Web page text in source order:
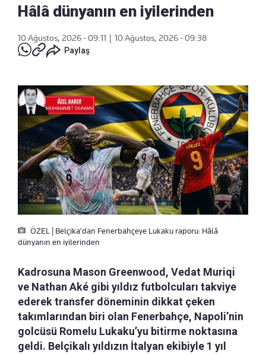
Hâlâ dünyanın en iyilerinden
10 Ağustos, 2026 - 09:11
10 Ağustos, 2026 - 09:38
Paylaş
ÖZEL | Belçika’dan Fenerbahçeye Lukaku raporu: Hâlâ
dünyanın en iyilerinden
Kadrosuna Mason Greenwood, Vedat Muriqi
ve Nathan Aké gibi yıldız futbolcuları takviye
ederek transfer döneminin dikkat çeken
takımlarından biri olan Fenerbahçe, Napoli’nin
golcüsü Romelu Lukaku’yu bitirme noktasına
geldi. Belçikalı yıldızın İtalyan ekibiyle 1 yıl